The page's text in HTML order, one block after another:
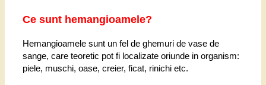
Ce sunt hemangioamele?
Hemangioamele sunt un fel de ghemuri de vase de
sange, care teoretic pot fi localizate oriunde in organism:
piele, muschi, oase, creier, ficat, rinichi etc.